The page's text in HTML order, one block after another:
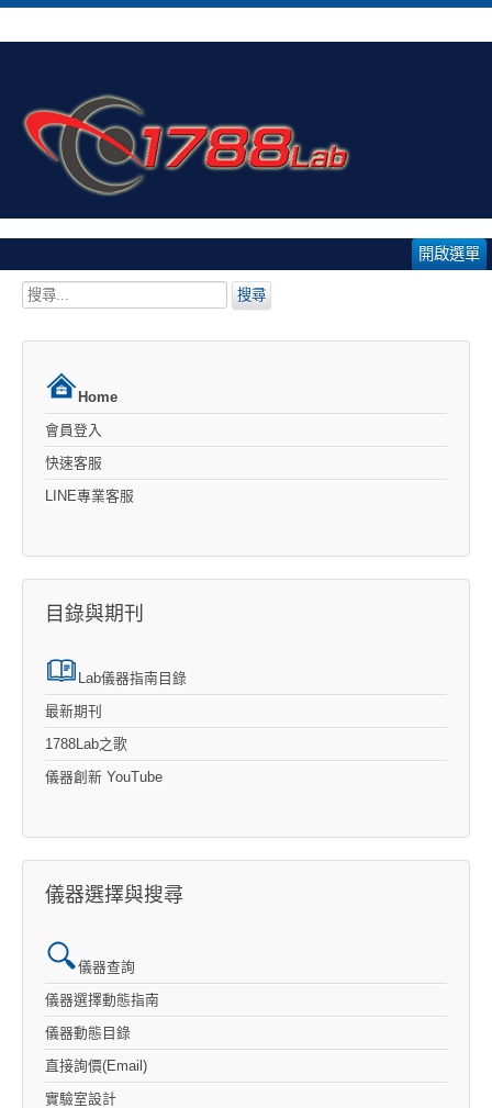
開啟選單
搜
搜尋
Home
會員登入
快速客服
LINE專業客服
目錄與期刊
Lab儀器指南目錄
最新期刊
1788Lab之歌
儀器創新 YouTube
儀器選擇與搜尋
儀器查詢
儀器選擇動態指南
儀器動態目錄
直接詢價(Email)
實驗室設計